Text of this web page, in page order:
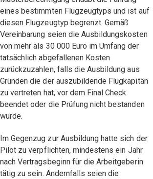
eines bestimmten Flugzeugtyps und ist auf
diesen Flugzeugtyp begrenzt. Gemäß
Vereinbarung seien die Ausbildungskosten
von mehr als 30 000 Euro im Umfang der
tatsächlich abgefallenen Kosten
zurückzuzahlen, falls die Ausbildung aus
Gründen die der auszubildende Flugkapitän
zu vertreten hat, vor dem Final Check
beendet oder die Prüfung nicht bestanden
wurde.
Im Gegenzug zur Ausbildung hatte sich der
Pilot zu verpflichten, mindestens ein Jahr
nach Vertragsbeginn für die Arbeitgeberin
tätig zu sein. Andernfalls seien die